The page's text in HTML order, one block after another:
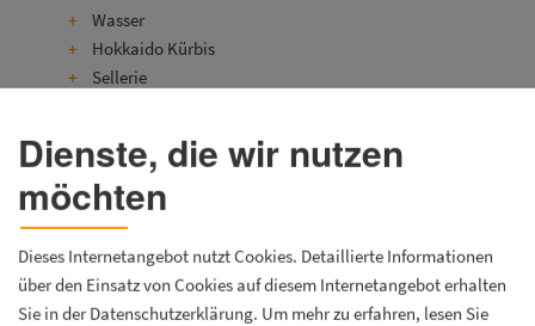
Wir geben dir (dein) Recht
Spenden und Förderung
Kontakt
Wasser
Hokkaido Kürbis
Sellerie
Ingwer
Mango
Die Suppe in einen Topf geben und erhitzen, wenn die
Suppe kocht mit Sahne oder Kokosmilch verfeinern.
Dienste, die wir nutzen
möchten
Dieses Internetangebot nutzt Cookies. Detaillierte Informationen
über den Einsatz von Cookies auf diesem Internetangebot erhalten
Sie in der Datenschutzerklärung. Um mehr zu erfahren, lesen Sie